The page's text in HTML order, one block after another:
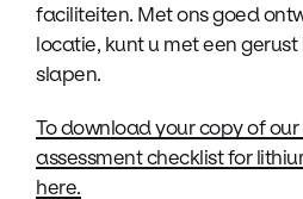
faciliteiten. Met ons goed
locatie, kunt u met een
slapen.
To download your copy of
assessment checklist for
here.